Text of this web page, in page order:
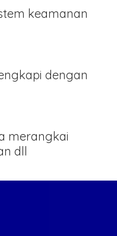
keamanan
dengan
merangkai
dll